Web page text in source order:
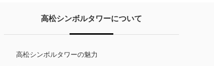
高松シンボルタワーについて
高松シンボルタワーの魅力